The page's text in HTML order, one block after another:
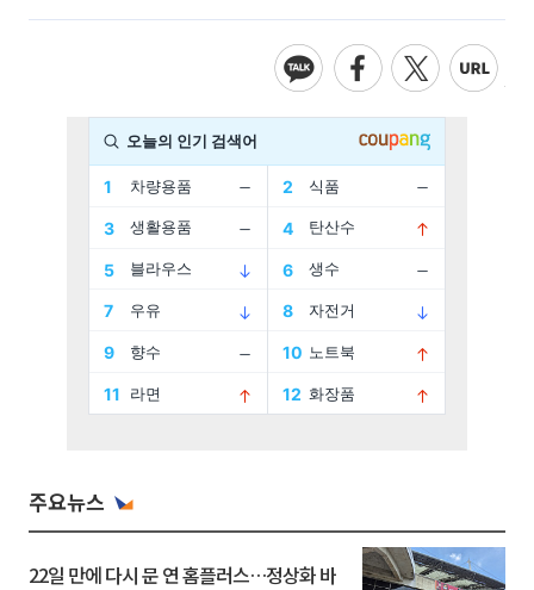
주요뉴스
22일 만에 다시 문 연 홈플러스…정상화 바